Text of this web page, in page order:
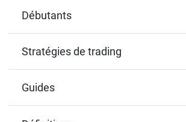
Débutants
Stratégies de trading
Guides